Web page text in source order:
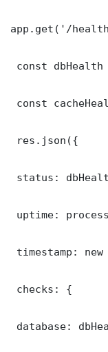
app.get('/
const
const
res.json({
status:
uptime:
timestamp:
checks: {
database: